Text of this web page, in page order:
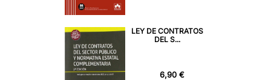
LEY DE CONTRATOS
DEL S...
6,90 €